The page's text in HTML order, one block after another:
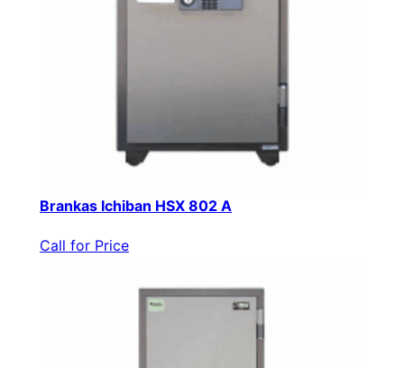
Brankas Ichiban HSX 802 A
Call for Price